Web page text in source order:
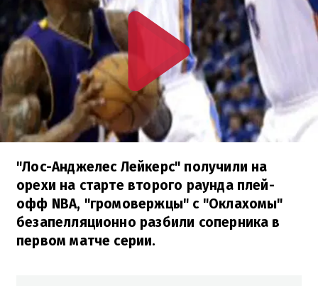
"Лос-Анджелес Лейкерс" получили на
орехи на старте второго раунда плей-
офф NBA, "громовержцы" с "Оклахомы"
безапелляционно разбили соперника в
первом матче серии.